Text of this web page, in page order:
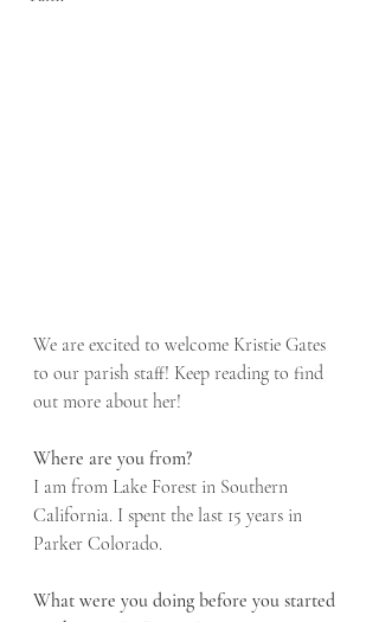
We are excited to welcome Kristie Gates
to our parish staff! Keep reading to find
out more about her!
I am from Lake Forest in Southern
California. I spent the last 15 years in
Parker Colorado.
What were you doing before you started